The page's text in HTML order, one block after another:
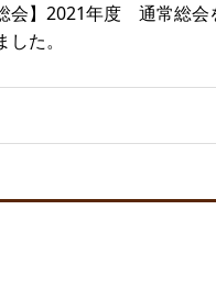
会】2021年度 通常総会
た。